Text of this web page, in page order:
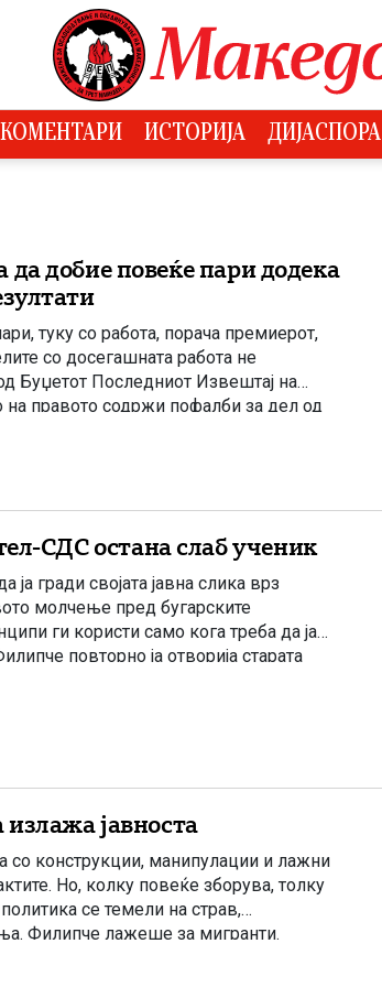
КОМЕНТАРИ ИСТОРИЈА ДИЈАСПОРА
добие повеќе пари додека
туку со работа, порача премиерот,
со досегашната работа не
Буџетот Последниот Извештај на
на правото содржи пофалби за дел од
состојбите во правосудниот систем.
СДС остана слаб ученик
гради својата јавна слика врз
молчење пред бугарските
ги користи само кога треба да ја
повторно ја отворија старата
политички страв. Само што, и овојпат,
јавноста
со конструкции, манипулации и лажни
Но, колку повеќе зборува, толку
се темели на страв,
Филипче лажеше за мигранти.
Лажеше дека Буџетот е празен.